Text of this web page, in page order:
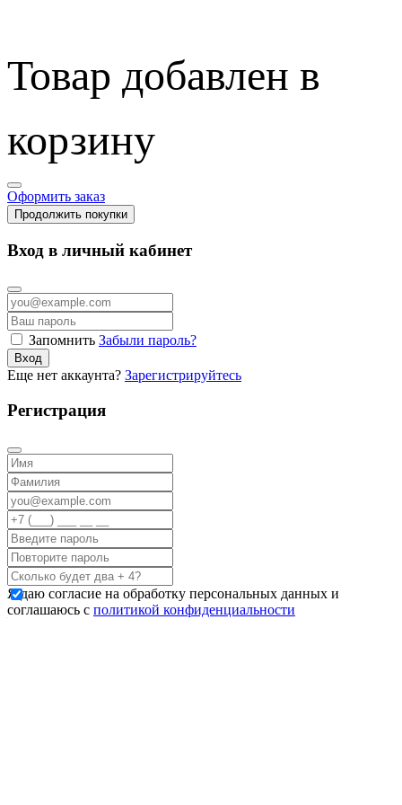
Товар добавлен в
корзину
Оформить заказ
Продолжить покупки
Вход в личный кабинет
Запомнить Забыли пароль?
Вход
Еще нет аккаунта? Зарегистрируйтесь
Регистрация
Я даю согласие на обработку персональных данных и
соглашаюсь с политикой конфиденциальности